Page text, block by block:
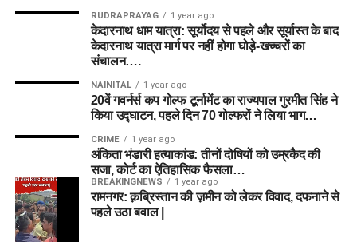
RUDRAPRAYAG 1 year ago
केदारनाथ धाम यात्रा: सूर्योदय से पहले और सूर्यास्त के बाद
केदारनाथ यात्रा मार्ग पर नहीं होगा घोड़े-खच्चरों का
संचालन….
NAINITAL 1 year ago
20वें गवर्नर्स कप गोल्फ टूर्नामेंट का राज्यपाल गुरमीत सिंह ने
किया उद्घाटन, पहले दिन 70 गोल्फरों ने लिया भाग…
CRIME 1 year ago
अंकिता भंडारी हत्याकांड: तीनों दोषियों को उम्रकैद की
सजा, कोर्ट का ऐतिहासिक फैसला…
BREAKINGNEWS 1 year ago
रामनगर: क़ब्रिस्तान की ज़मीन को लेकर विवाद, दफनाने से
पहले उठा बवाल |